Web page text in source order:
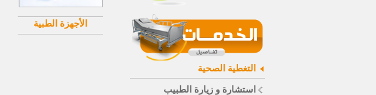
الأجهزة الطبية
التغطية الصحية
استشارة و زيارة الطبيب